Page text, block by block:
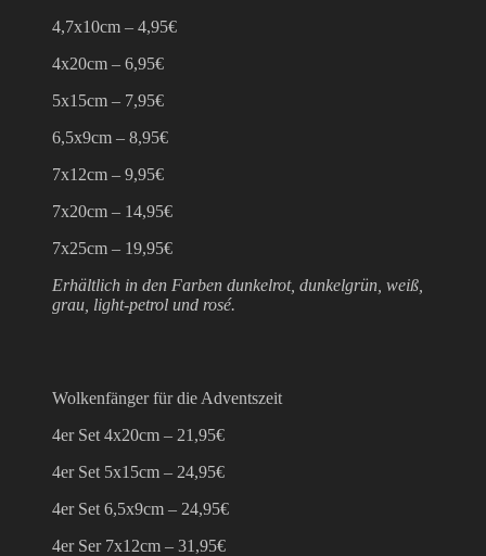
4,7x10cm – 4,95€
4x20cm – 6,95€
5x15cm – 7,95€
6,5x9cm – 8,95€
7x12cm – 9,95€
7x20cm – 14,95€
7x25cm – 19,95€
Erhältlich in den Farben dunkelrot, dunkelgrün, weiß,
grau, light-petrol und rosé.
Wolkenfänger für die Adventszeit
4er Set 4x20cm – 21,95€
4er Set 5x15cm – 24,95€
4er Set 6,5x9cm – 24,95€
4er Ser 7x12cm – 31,95€